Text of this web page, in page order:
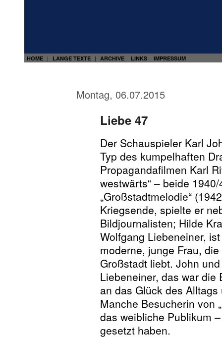
HOME | LANGE TEXTE | ARCHIVE LINKS IMPRESSUM
Montag, 06.07.2015
Liebe 47
Der Schauspieler Karl
Typ des kumpelhaften
Propagandafilmen Karl
westwärts“ – beide
„Großstadtmelodie“
Kriegsende, spielte er
Bildjournalisten; Hilde
Wolfgang Liebeneiner,
moderne, junge Frau,
Großstadt liebt. John
Liebeneiner, das war die
an das Glück des
Manche Besucherin von
das weibliche Publikum
gesetzt haben.